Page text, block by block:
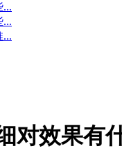
...
...
...
对效果有